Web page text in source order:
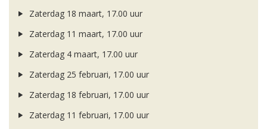
Zaterdag 18 maart, 17.00 uur
Zaterdag 11 maart, 17.00 uur
Zaterdag 4 maart, 17.00 uur
Zaterdag 25 februari, 17.00 uur
Zaterdag 18 februari, 17.00 uur
Zaterdag 11 februari, 17.00 uur